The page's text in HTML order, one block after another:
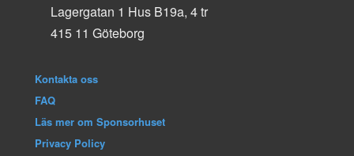
Lagergatan 1 Hus B19a, 4 tr
415 11 Göteborg
Kontakta oss
FAQ
Läs mer om Sponsorhuset
Privacy Policy